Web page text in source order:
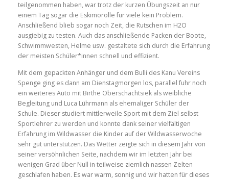
teilgenommen haben, war trotz der kurzen Übungszeit an nur
einem Tag sogar die Eskimorolle für viele kein Problem.
Anschließend blieb sogar noch Zeit, die Rutschen im H2O
ausgiebig zu testen. Auch das anschließende Packen der Boote,
Schwimmwesten, Helme usw. gestaltete sich durch die Erfahrung
der meisten Schüler*innen schnell und effizient.
Mit dem gepackten Anhänger und dem Bulli des Kanu Vereins
Spenge ging es dann am Dienstagmorgen los, parallel fuhr noch
ein weiteres Auto mit Birthe Oberschachtsiek als weibliche
Begleitung und Luca Lührmann als ehemaliger Schüler der
Schule. Dieser studiert mittlerweile Sport mit dem Ziel selbst
Sportlehrer zu werden und konnte dank seiner vielfältigen
Erfahrung im Wildwasser die Kinder auf der Wildwasserwoche
sehr gut unterstützen. Das Wetter zeigte sich in diesem Jahr von
seiner versöhnlichen Seite, nachdem wir im letzten Jahr bei
wenigen Grad über Null in teilweise ziemlich nassen Zelten
geschlafen haben. Es war warm, sonnig und wir hatten für dieses